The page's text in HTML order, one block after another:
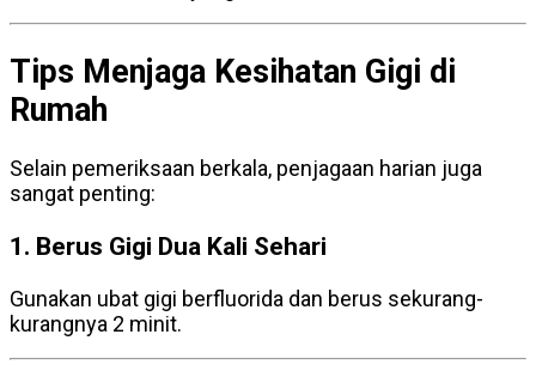
Tips Menjaga Kesihatan Gigi di
Rumah
Selain pemeriksaan berkala, penjagaan harian juga
sangat penting:
1. Berus Gigi Dua Kali Sehari
Gunakan ubat gigi berfluorida dan berus sekurang-
kurangnya 2 minit.